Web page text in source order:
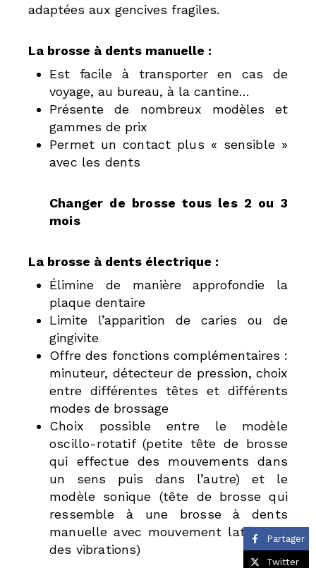
adaptées aux gencives fragiles.
La brosse à dents manuelle :
Est facile à transporter en cas de
voyage, au bureau, à la cantine…
Présente de nombreux modèles et
gammes de prix
Permet un contact plus « sensible »
avec les dents
Changer de brosse tous les 2 ou 3
mois
La brosse à dents électrique :
Élimine de manière approfondie la
plaque dentaire
Limite l’apparition de caries ou de
gingivite
Offre des fonctions complémentaires :
minuteur, détecteur de pression, choix
entre différentes têtes et différents
modes de brossage
Choix possible entre le modèle
oscillo-rotatif (petite tête de brosse
qui effectue des mouvements dans
un sens puis dans l’autre) et le
modèle sonique (tête de brosse qui
ressemble à une brosse à dents
manuelle avec mouvement latéral et
des vibrations)
Partager
Twitter